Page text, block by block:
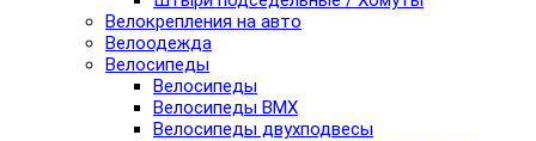
Велокрепления на авто
Велоодежда
Велосипеды
Велосипеды
Велосипеды BMX
Велосипеды двухподвесы